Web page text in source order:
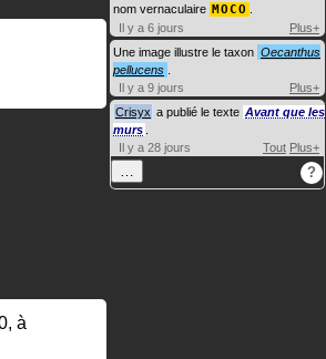
à
nom vernaculaire MOCO
Il y a 6 jours
Plus+
Une image illustre le taxon Oecanthus
pellucens
Il y a 9 jours
Plus+
Crisyx a publié le texte Avant que les
murs
Il y a 28 jours
Tout Plus+
… ?